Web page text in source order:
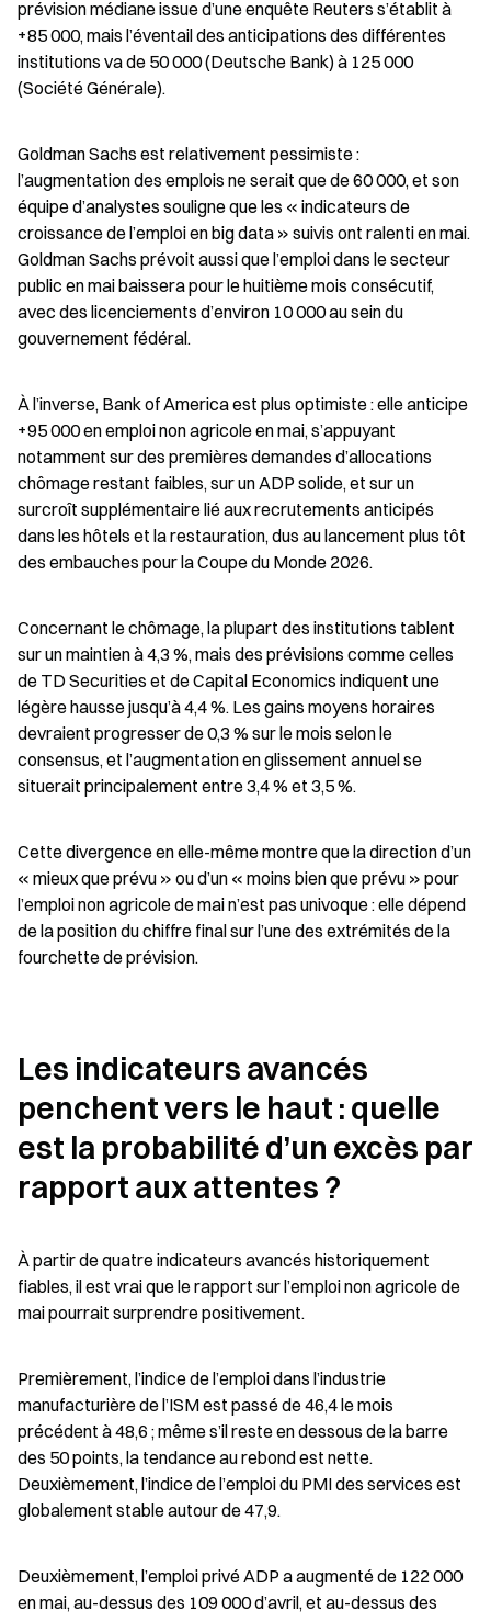
prévision médiane issue d’une enquête Reuters s’établit à
+85 000, mais l’éventail des anticipations des différentes
institutions va de 50 000 (Deutsche Bank) à 125 000
(Société Générale).
Goldman Sachs est relativement pessimiste :
l’augmentation des emplois ne serait que de 60 000, et son
équipe d’analystes souligne que les « indicateurs de
croissance de l’emploi en big data » suivis ont ralenti en mai.
Goldman Sachs prévoit aussi que l’emploi dans le secteur
public en mai baissera pour le huitième mois consécutif,
avec des licenciements d’environ 10 000 au sein du
gouvernement fédéral.
À l’inverse, Bank of America est plus optimiste : elle anticipe
+95 000 en emploi non agricole en mai, s’appuyant
notamment sur des premières demandes d’allocations
chômage restant faibles, sur un ADP solide, et sur un
surcroît supplémentaire lié aux recrutements anticipés
dans les hôtels et la restauration, dus au lancement plus tôt
des embauches pour la Coupe du Monde 2026.
Concernant le chômage, la plupart des institutions tablent
sur un maintien à 4,3 %, mais des prévisions comme celles
de TD Securities et de Capital Economics indiquent une
légère hausse jusqu’à 4,4 %. Les gains moyens horaires
devraient progresser de 0,3 % sur le mois selon le
consensus, et l’augmentation en glissement annuel se
situerait principalement entre 3,4 % et 3,5 %.
Cette divergence en elle-même montre que la direction d’un
« mieux que prévu » ou d’un « moins bien que prévu » pour
l’emploi non agricole de mai n’est pas univoque : elle dépend
de la position du chiffre final sur l’une des extrémités de la
fourchette de prévision.
Les indicateurs avancés
penchent vers le haut : quelle
est la probabilité d’un excès par
rapport aux attentes ?
À partir de quatre indicateurs avancés historiquement
fiables, il est vrai que le rapport sur l’emploi non agricole de
mai pourrait surprendre positivement.
Premièrement, l’indice de l’emploi dans l’industrie
manufacturière de l’ISM est passé de 46,4 le mois
précédent à 48,6 ; même s’il reste en dessous de la barre
des 50 points, la tendance au rebond est nette.
Deuxièmement, l’indice de l’emploi du PMI des services est
globalement stable autour de 47,9.
Deuxièmement, l’emploi privé ADP a augmenté de 122 000
en mai, au-dessus des 109 000 d’avril, et au-dessus des